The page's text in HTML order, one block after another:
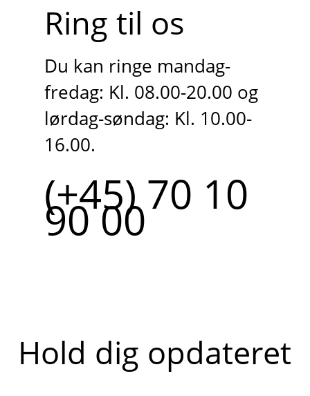
Ring til os
Du kan ringe mandag-
fredag: Kl. 08.00-20.00 og
lørdag-søndag: Kl. 10.00-
16.00.
(+45) 70 10
90 00
Hold dig opdateret